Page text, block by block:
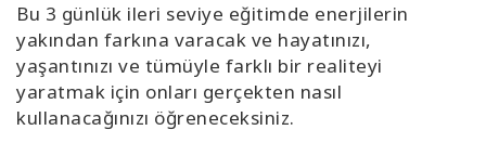
Bu 3 günlük ileri seviye eğitimde enerjilerin
yakından farkına varacak ve hayatınızı,
yaşantınızı ve tümüyle farklı bir realiteyi
yaratmak için onları gerçekten nasıl
kullanacağınızı öğreneceksiniz.